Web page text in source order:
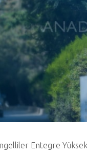
Entegre